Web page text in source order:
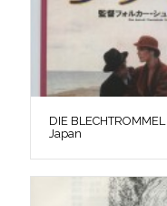
DIE
Japan